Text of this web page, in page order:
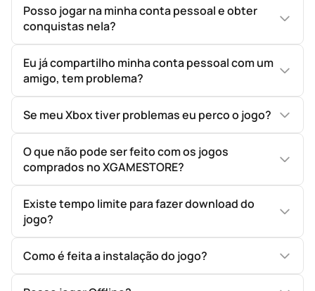
Posso jogar na minha conta pessoal e obter
conquistas nela?
Eu já compartilho minha conta pessoal com um
amigo, tem problema?
Se meu Xbox tiver problemas eu perco o jogo?
O que não pode ser feito com os jogos
comprados no XGAMESTORE?
Existe tempo limite para fazer download do
jogo?
Como é feita a instalação do jogo?